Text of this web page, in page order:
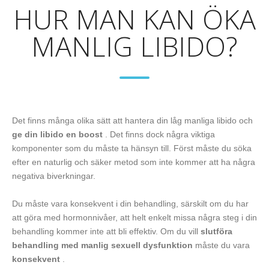
HUR MAN KAN ÖKA
MANLIG LIBIDO?
Det finns många olika sätt att hantera din låg manliga libido och
ge din libido en boost . Det finns dock några viktiga
komponenter som du måste ta hänsyn till. Först måste du söka
efter en naturlig och säker metod som inte kommer att ha några
negativa biverkningar.
Du måste vara konsekvent i din behandling, särskilt om du har
att göra med hormonnivåer, att helt enkelt missa några steg i din
behandling kommer inte att bli effektiv. Om du vill slutföra
behandling med manlig sexuell dysfunktion måste du vara
konsekvent